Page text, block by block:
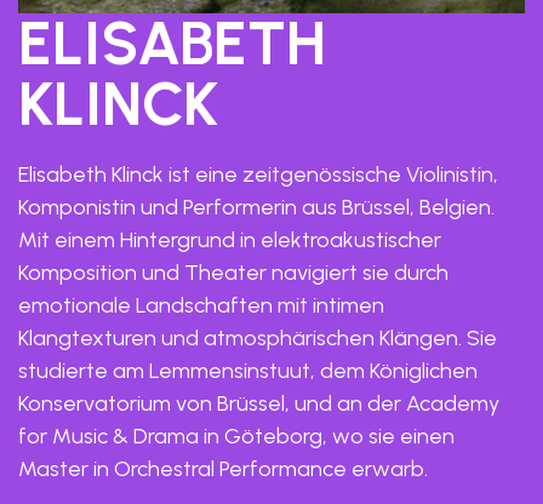
ELISABETH
KLINCK
Elisabeth Klinck ist eine zeitgenössische Violinistin,
Komponistin und Performerin aus Brüssel, Belgien.
Mit einem Hintergrund in elektroakustischer
Komposition und Theater navigiert sie durch
emotionale Landschaften mit intimen
Klangtexturen und atmosphärischen Klängen. Sie
studierte am Lemmensinstuut, dem Königlichen
Konservatorium von Brüssel, und an der Academy
for Music & Drama in Göteborg, wo sie einen
Master in Orchestral Performance erwarb.